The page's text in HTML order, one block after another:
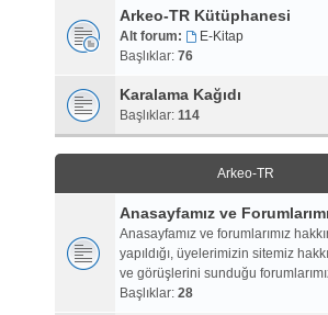
Arkeo-TR Kütüphanesi
Alt forum:
E-Kitap
Başlıklar: 76
Karalama Kağıdı
Başlıklar: 114
Arkeo-TR
Anasayfamız ve
Anasayfamız ve forumlarımız
yapıldığı, üyelerimizin sitemiz
ve görüşlerini sunduğu
Başlıklar: 28